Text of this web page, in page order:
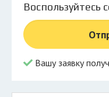
Личный кабинет
© 2026 Все права
Воспользуйтесь
Вашу заявку